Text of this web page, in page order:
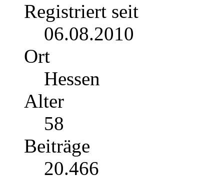
Registriert seit
06.08.2010
Ort
Hessen
Alter
58
Beiträge
20.466